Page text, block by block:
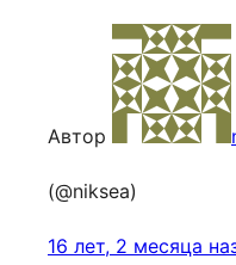
Автор
(@niksea)
16 лет, 2 месяца